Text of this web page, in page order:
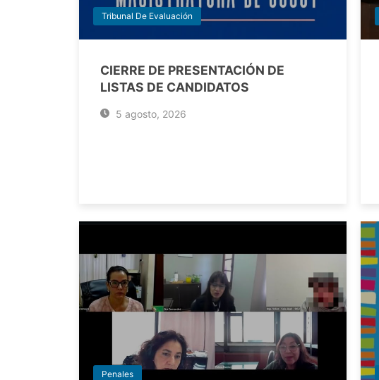
Tribunal De Evaluación
CIERRE DE PRESENTACIÓN DE
LISTAS DE CANDIDATOS
5 agosto, 2026
Penales